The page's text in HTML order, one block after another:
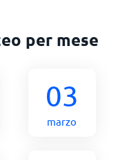
per mese
03
marzo